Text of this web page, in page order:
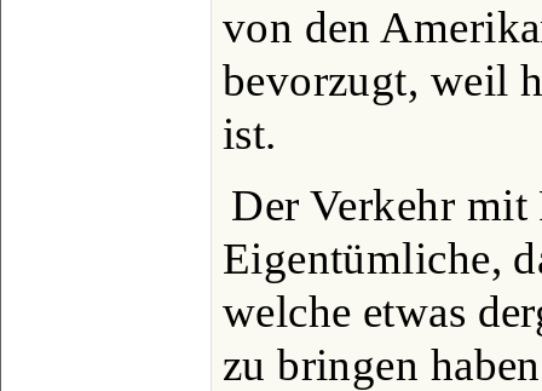
von den
bevorzugt, weil
ist.
Der Verkehr mit
Eigentümliche,
welche etwas
zu bringen